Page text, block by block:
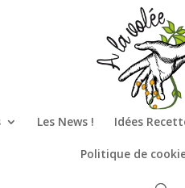
Les News ! Idées
Politique de